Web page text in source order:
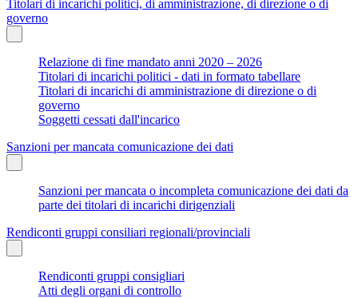
Titolari di incarichi politici, di amministrazione, di direzione o di
governo
Relazione di fine mandato anni 2020 – 2026
Titolari di incarichi politici - dati in formato tabellare
Titolari di incarichi di amministrazione di direzione o di
governo
Soggetti cessati dall'incarico
Sanzioni per mancata comunicazione dei dati
Sanzioni per mancata o incompleta comunicazione dei dati da
parte dei titolari di incarichi dirigenziali
Rendiconti gruppi consiliari regionali/provinciali
Rendiconti gruppi consigliari
Atti degli organi di controllo